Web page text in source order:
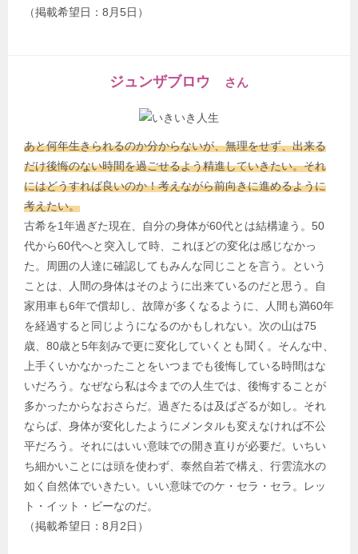
（掲載希望日：8月5日）
ジュンザブロウ さん
あと何年生きられるのか分からないが、無理をせず、出来る
だけ後悔のない時間を過ごせるよう精進していきたい。それ
にはどうすれば良いのか！考えながら前向きに進めるように
考えたい。
古希を1年過ぎた現在、自分の身体が60代とは結構違う。50
代から60代へと突入して時、これほどの変化は感じなかっ
た。周囲の人達に確認してもみんな同じことを言う。という
ことは、人間の身体はそのように出来ているのだと思う。自
家用車も6年で償却し、故障が多くなるように、人間も満60年
を経過すると同じようになるのかもしれない。次の山は75
歳、80歳と5年刻みで更に変化していくとも聞く。そんな中、
上手くいかなかったことをいつまでも後悔している時間はな
いだろう。なぜなら私は今までの人生では、後悔することが
多かったからなおさらだ。過ぎたるは及ばざるが如し。それ
ならば、身体が変化したようにメンタルも変えなければ不公
平だろう。それにはいい意味での開き直りが必要だ。いちい
ち細かいことには頭を使わず、泰然自若で構え、行雲流水の
如く自然体でいきたい。いい意味でのケ・セラ・セラ。レッ
ト・イット・ビーなのだ。
（掲載希望日：8月2日）